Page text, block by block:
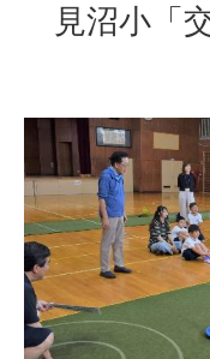
見沼小「